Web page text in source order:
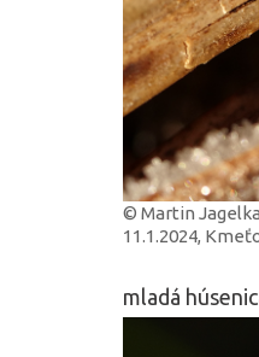
© Martin Jagelka
11.1.2024,
mladá